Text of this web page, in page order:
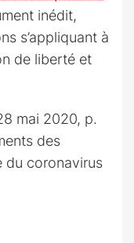
inédit,
s’appliquant à
de liberté et
mai 2020, p.
des
du coronavirus